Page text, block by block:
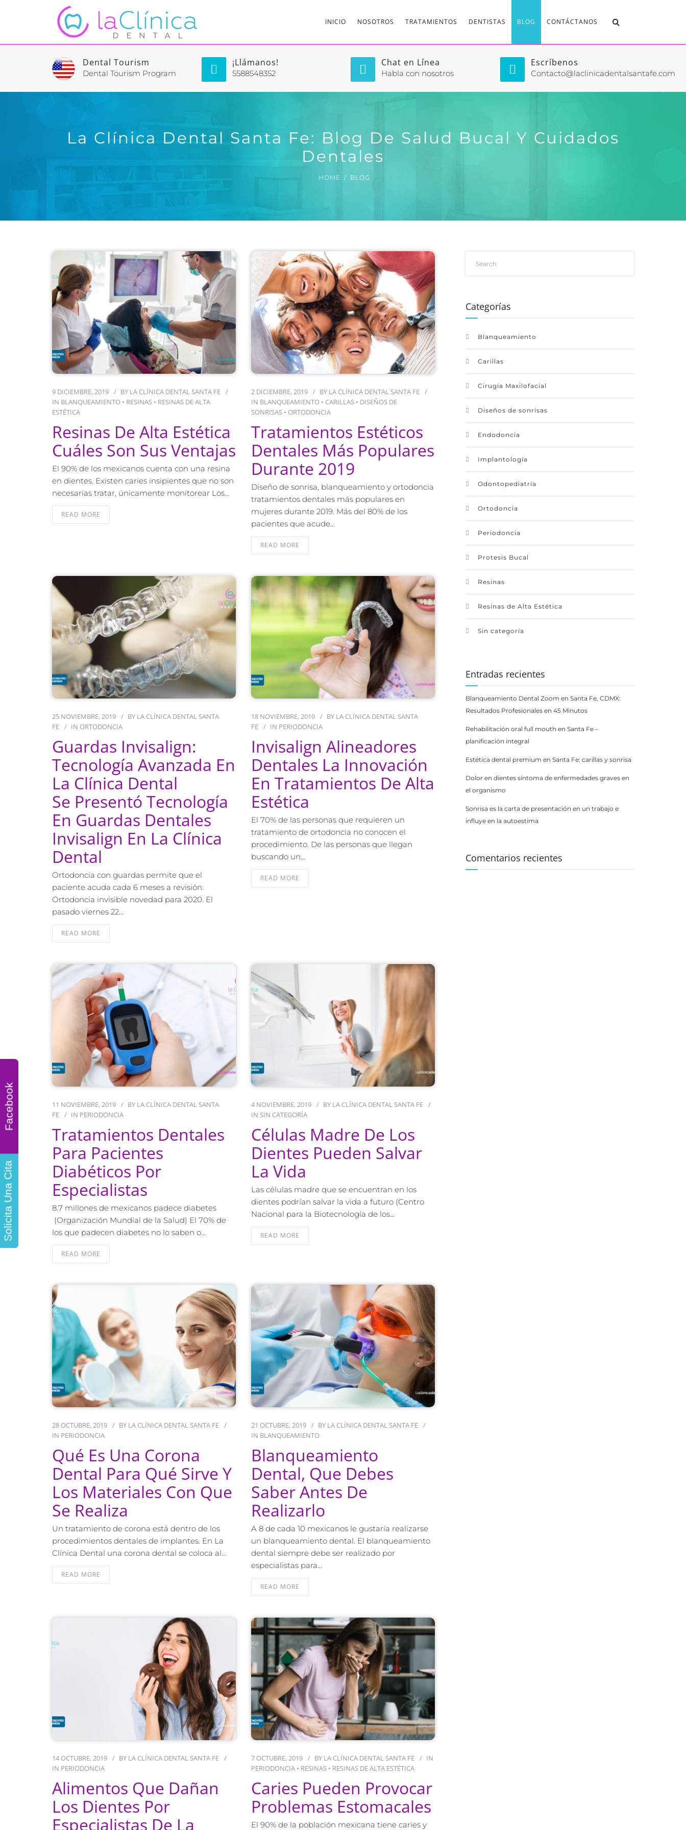
Solicita Una Cita
Facebook
INICIO NOSOTROS TRATAMIENTOS DENTISTAS BLOG CONTÁCTANOS
Dental Tourism
Dental Tourism Program
¡Llámanos!
5588548352
Chat en Línea
Habla con nosotros
Escríbenos
Contacto@laclinicadentalsantafe.com
La Clínica Dental Santa Fe: Blog De Salud Bucal Y Cuidados
Dentales
HOME BLOG
9 DICIEMBRE, 2019 BY LA CLÍNICA DENTAL SANTA FE
IN BLANQUEAMIENTO • RESINAS • RESINAS DE ALTA
ESTÉTICA
Resinas De Alta Estética
Cuáles Son Sus Ventajas
El 90% de los mexicanos cuenta con una resina
en dientes. Existen caries insipientes que no son
necesarias tratar, únicamente monitorear Los…
READ MORE
2 DICIEMBRE, 2019 BY LA CLÍNICA DENTAL SANTA FE
IN BLANQUEAMIENTO • CARILLAS • DISEÑOS DE
SONRISAS • ORTODONCIA
Tratamientos Estéticos
Dentales Más Populares
Durante 2019
Diseño de sonrisa, blanqueamiento y ortodoncia
tratamientos dentales más populares en
mujeres durante 2019. Más del 80% de los
pacientes que acude…
READ MORE
25 NOVIEMBRE, 2019 BY LA CLÍNICA DENTAL SANTA
FE
IN ORTODONCIA
Guardas Invisalign:
Tecnología Avanzada En
La Clínica Dental
Se Presentó Tecnología
En Guardas Dentales
Invisalign En La Clínica
Dental
Ortodoncia con guardas permite que el
paciente acuda cada 6 meses a revisión.
Ortodoncia invisible novedad para 2020. El
pasado viernes 22…
READ MORE
18 NOVIEMBRE, 2019 BY LA CLÍNICA DENTAL SANTA
FE
IN PERIODONCIA
Invisalign Alineadores
Dentales La Innovación
En Tratamientos De Alta
Estética
El 70% de las personas que requieren un
tratamiento de ortodoncia no conocen el
procedimiento. De las personas que llegan
buscando un…
READ MORE
11 NOVIEMBRE, 2019 BY LA CLÍNICA DENTAL SANTA
FE
IN PERIODONCIA
Tratamientos Dentales
Para Pacientes
Diabéticos Por
Especialistas
8.7 millones de mexicanos padece diabetes
(Organización Mundial de la Salud) El 70% de
los que padecen diabetes no lo saben o…
READ MORE
4 NOVIEMBRE, 2019 BY LA CLÍNICA DENTAL SANTA FE
IN SIN CATEGORÍA
Células Madre De Los
Dientes Pueden Salvar
La Vida
Las células madre que se encuentran en los
dientes podrían salvar la vida a futuro (Centro
Nacional para la Biotecnología de los…
READ MORE
28 OCTUBRE, 2019 BY LA CLÍNICA DENTAL SANTA FE
IN PERIODONCIA
Qué Es Una Corona
Dental Para Qué Sirve Y
Los Materiales Con Que
Se Realiza
Un tratamiento de corona está dentro de los
procedimientos dentales de implantes. En La
Clínica Dental una corona dental se coloca al…
READ MORE
21 OCTUBRE, 2019 BY LA CLÍNICA DENTAL SANTA FE
IN BLANQUEAMIENTO
Blanqueamiento
Dental, Que Debes
Saber Antes De
Realizarlo
A 8 de cada 10 mexicanos le gustaría realizarse
un blanqueamiento dental. El blanqueamiento
dental siempre debe ser realizado por
especialistas para…
READ MORE
14 OCTUBRE, 2019 BY LA CLÍNICA DENTAL SANTA FE
IN PERIODONCIA
Alimentos Que Dañan
Los Dientes Por
Especialistas De La
7 OCTUBRE, 2019 BY LA CLÍNICA DENTAL SANTA FE
IN
PERIODONCIA • RESINAS • RESINAS DE ALTA ESTÉTICA
Caries Pueden Provocar
Problemas Estomacales
El 90% de la población mexicana tiene caries y
Categorías
Blanqueamiento
Carillas
Cirugía Maxilofacial
Diseños de sonrisas
Endodoncia
Implantología
Odontopediatría
Ortodoncia
Periodoncia
Protesis Bucal
Resinas
Resinas de Alta Estética
Sin categoría
Entradas recientes
Blanqueamiento Dental Zoom en Santa Fe, CDMX:
Resultados Profesionales en 45 Minutos
Rehabilitación oral full mouth en Santa Fe –
planificación integral
Estética dental premium en Santa Fe: carillas y sonrisa
Dolor en dientes síntoma de enfermedades graves en
el organismo
Sonrisa es la carta de presentación en un trabajo e
influye en la autoestima
Comentarios recientes